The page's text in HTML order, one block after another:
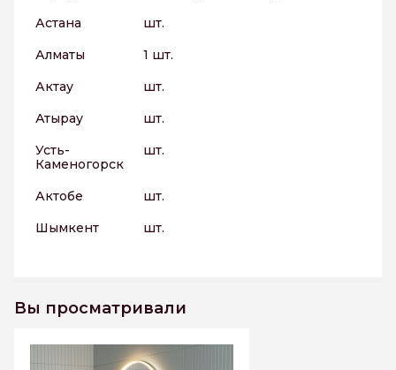
Астана
шт.
Алматы
1 шт.
Актау
шт.
Атырау
шт.
Усть-
Каменогорск
шт.
Актобе
шт.
Шымкент
шт.
Вы просматривали